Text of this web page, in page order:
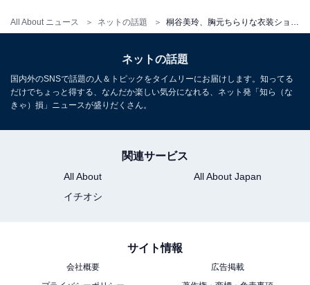
All About ニュース ネットの話題
ネットの話題
国内外のSNSで話題の人＆トピックをタイムリーにお届けします。知ってる
だけでちょっと得する、なんだか楽しい気分になれる、ネット発「知ら（な
きゃ）損」ニュースが盛りだくさん。
関連サービス
All About
All About Japan
イチオシ
サイト情報
会社概要
広告掲載